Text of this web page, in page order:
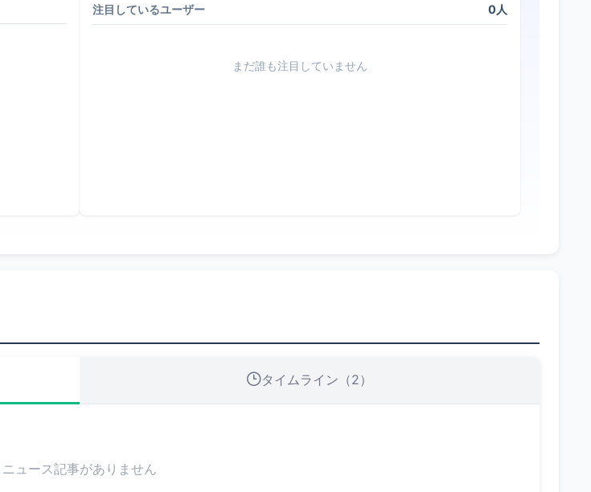
注目しているユーザー 0人
まだ誰も注目していません
タイムライン（2）
ニュース記事がありません